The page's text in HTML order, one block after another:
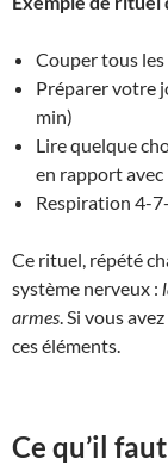
Couper tous les
Préparer votre
min)
Lire quelque
en rapport
Respiration 4-
Ce rituel, répété
système nerveux :
armes. Si vous
ces éléments.
Ce qu’il